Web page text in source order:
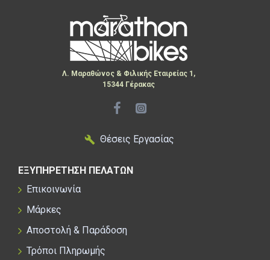
Λ. Μαραθώνος & Φιλικής Εταιρείας 1,
15344 Γέρακας
Θέσεις Εργασίας
ΕΞΥΠΗΡΕΤΗΣΗ ΠΕΛΑΤΩΝ
Επικοινωνία
Μάρκες
Αποστολή & Παράδοση
Τρόποι Πληρωμής